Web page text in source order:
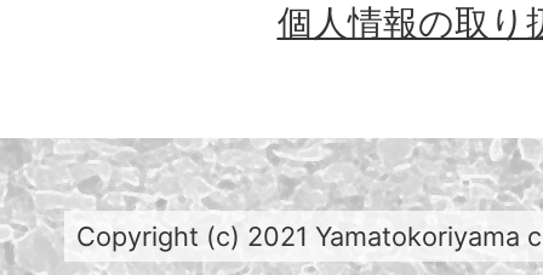
個人情報の取り
Copyright (c) 2021 Yamatokoriyama